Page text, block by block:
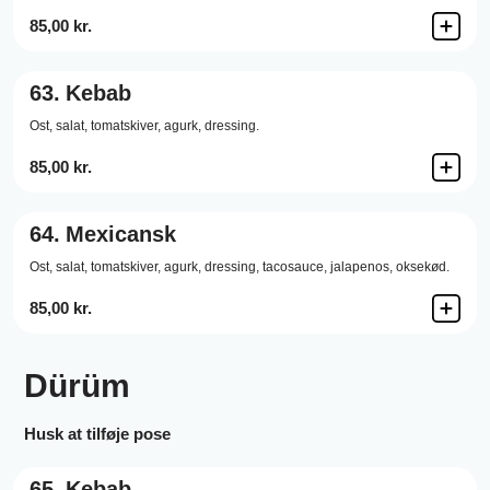
85,00 kr.
63. Kebab
Ost, salat, tomatskiver, agurk, dressing.
85,00 kr.
64. Mexicansk
Ost, salat, tomatskiver, agurk, dressing, tacosauce, jalapenos, oksekød.
85,00 kr.
Dürüm
Husk at tilføje pose